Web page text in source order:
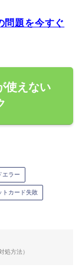
問題を今すぐ
使えない
エラー
カード失敗
処方法）